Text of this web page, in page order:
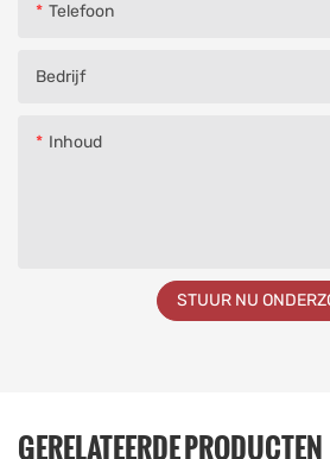
Telefoon
Bedrijf
Inhoud
STUUR NU
GERELATEERDE PRODUCTEN